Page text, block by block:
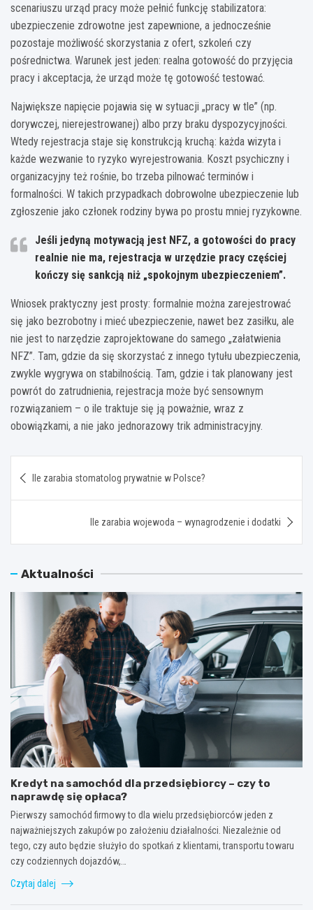
scenariuszu urząd pracy może pełnić funkcję stabilizatora:
ubezpieczenie zdrowotne jest zapewnione, a jednocześnie
pozostaje możliwość skorzystania z ofert, szkoleń czy
pośrednictwa. Warunek jest jeden: realna gotowość do przyjęcia
pracy i akceptacja, że urząd może tę gotowość testować.
Największe napięcie pojawia się w sytuacji „pracy w tle” (np.
dorywczej, nierejestrowanej) albo przy braku dyspozycyjności.
Wtedy rejestracja staje się konstrukcją kruchą: każda wizyta i
każde wezwanie to ryzyko wyrejestrowania. Koszt psychiczny i
organizacyjny też rośnie, bo trzeba pilnować terminów i
formalności. W takich przypadkach dobrowolne ubezpieczenie lub
zgłoszenie jako członek rodziny bywa po prostu mniej ryzykowne.
Jeśli jedyną motywacją jest NFZ, a gotowości do pracy
realnie nie ma, rejestracja w urzędzie pracy częściej
kończy się sankcją niż „spokojnym ubezpieczeniem”.
Wniosek praktyczny jest prosty: formalnie można zarejestrować
się jako bezrobotny i mieć ubezpieczenie, nawet bez zasiłku, ale
nie jest to narzędzie zaprojektowane do samego „załatwienia
NFZ”. Tam, gdzie da się skorzystać z innego tytułu ubezpieczenia,
zwykle wygrywa on stabilnością. Tam, gdzie i tak planowany jest
powrót do zatrudnienia, rejestracja może być sensownym
rozwiązaniem – o ile traktuje się ją poważnie, wraz z
obowiązkami, a nie jako jednorazowy trik administracyjny.
wpisu
Ile zarabia stomatolog prywatnie w Polsce?
Ile zarabia wojewoda – wynagrodzenie i dodatki
Aktualności
Kredyt na samochód dla przedsiębiorcy – czy to
naprawdę się opłaca?
Pierwszy samochód firmowy to dla wielu przedsiębiorców jeden z
najważniejszych zakupów po założeniu działalności. Niezależnie od
tego, czy auto będzie służyło do spotkań z klientami, transportu towaru
czy codziennych dojazdów,…
Czytaj dalej